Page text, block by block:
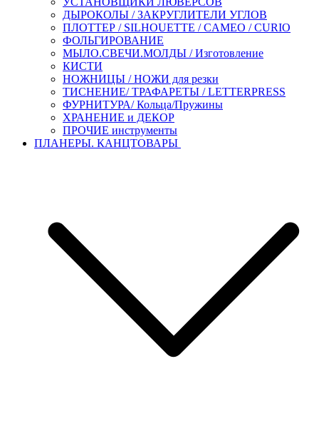
ДЫРОКОЛЫ / ЗАКРУГЛИТЕЛИ УГЛОВ
ПЛОТТЕР / SILHOUETTE / CAMEO / CURIO
ФОЛЬГИРОВАНИЕ
МЫЛО.СВЕЧИ.МОЛДЫ / Изготовление
КИСТИ
НОЖНИЦЫ / НОЖИ для резки
ТИСНЕНИЕ/ ТРАФАРЕТЫ / LETTERPRESS
ФУРНИТУРА/ Кольца/Пружины
ХРАНЕНИЕ и ДЕКОР
ПРОЧИЕ инструменты
ПЛАНЕРЫ. КАНЦТОВАРЫ